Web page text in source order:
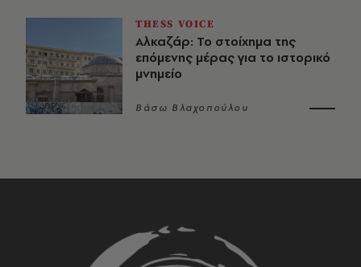
THESS VOICE
Αλκαζάρ: Το στοίχημα της
επόμενης μέρας για το ιστορικό
μνημείο
Βάσω Βλαχοπούλου